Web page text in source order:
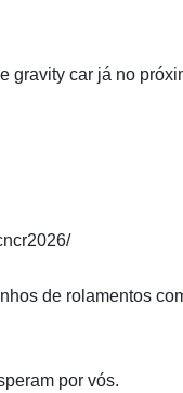
gravity car já no
de rolamentos
por vós.